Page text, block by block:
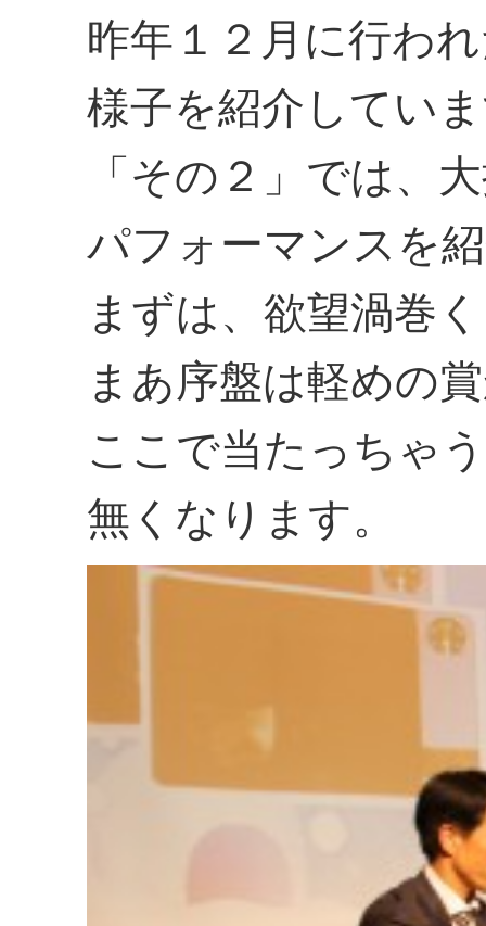
昨年１２月に行わ
様子を紹介してい
「その２」では、
パフォーマンスを
まずは、欲望渦巻
まあ序盤は軽めの
ここで当たっちゃ
無くなります。